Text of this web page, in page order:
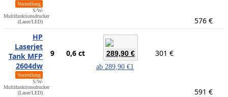
Vorstellung
S/W-
Multifunktionsdrucker
(Laser/LED)
576 €
HP
Laserjet
Tank MFP
2604dw
Vorstellung
S/W-
Multifunktionsdrucker
(Laser/LED)
9 0,6 ct 289,90 €
ab 289,90 €1
301 €
591 €